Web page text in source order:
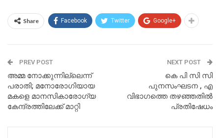
Share Facebook Twitter Google+
PREV POST
അമ്മ നോക്കുന്നില്ലെന്ന്‌
പരാതി; മനോരോഗിയായ
മകളെ മാനസികാരോഗ്യ
കേന്ദ്രത്തിലേക്ക് മാറ്റി
NEXT POST
കെ പി സി സി
പുനസംഘടന , എ
വിഭാഗത്തെ തഴഞ്ഞതില്‍
പ്രതിഷേധം